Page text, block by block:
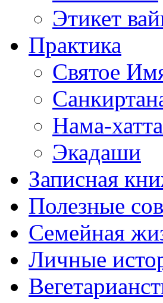
Этикет
Практика
Святое
Нама-хатта
Экадаши
Записная
Полезные
Семейная
Личные